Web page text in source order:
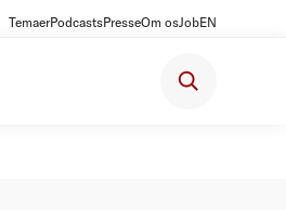
TemaerPodcastsPresseOm osJobEN